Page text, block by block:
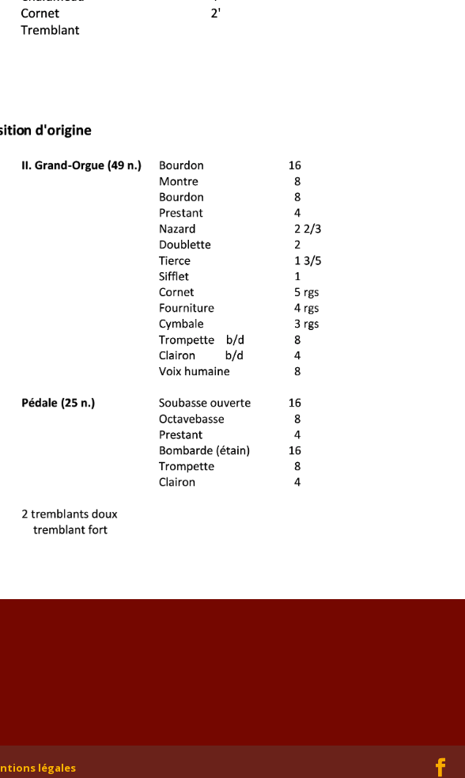
légales